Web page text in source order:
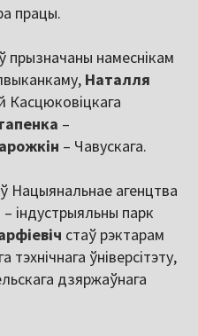
працы.
прызначаны намеснікам
Наталля
Касцюковіцкага
–
– Чавускага.
Нацыянальнае агенцтва
– індустрыяльны парк
стаў рэктарам
ўніверсітэту,
дзяржаўнага